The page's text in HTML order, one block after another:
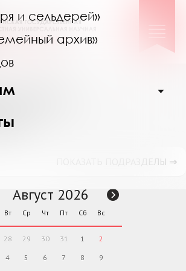
и сельдерей»
архив»
КЛУБЕ
ПОКАЗАТЬ ПОДРАЗДЕЛЫ ⇒
Август 2026
Вт Ср Чт Пт Сб Вс
28 29 30 31 1 2
4 5 6 7 8 9